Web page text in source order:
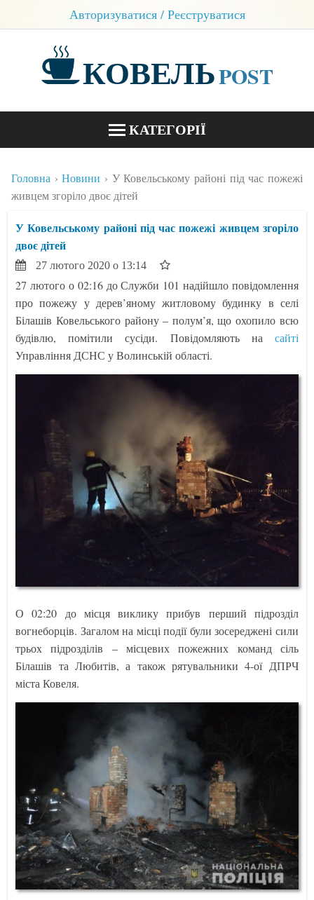
Авторизуватися / Реєструватися
КОВЕЛЬPOST
КАТЕГОРІЇ
КОНТАКТИ
Головна Новини
У Ковельському районі під час пожежі
живцем згоріло двоє дітей
У Ковельському районі під час пожежі живцем згоріло
двоє дітей
27 лютого 2020 о 13:14
27 лютого о 02:16 до Служби 101 надійшло повідомлення
про пожежу у дерев’яному житловому будинку в селі
Білашів Ковельського району – полум’я, що охопило всю
будівлю, помітили сусіди. Повідомляють на сайті
Управління ДСНС у Волинській області.
О 02:20 до місця виклику прибув перший підрозділ
вогнеборців. Загалом на місці події були зосереджені сили
трьох підрозділів – місцевих пожежних команд сіль
Білашів та Любитів, а також рятувальники 4-ої ДПРЧ
міста Ковеля.